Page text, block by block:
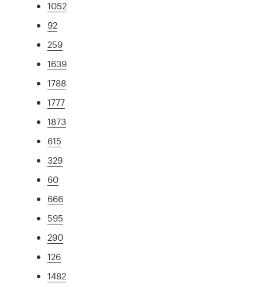
1052
92
259
1639
1788
1777
1873
615
329
60
666
595
290
126
1482